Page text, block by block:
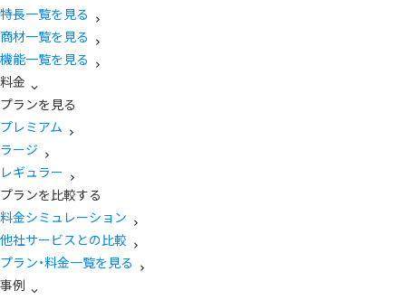
特長一覧を見る
商材一覧を見る
機能一覧を見る
料金
プランを見る
プレミアム
ラージ
レギュラー
プランを比較する
料金シミュレーション
他社サービスとの比較
プラン・料金一覧を見る
事例